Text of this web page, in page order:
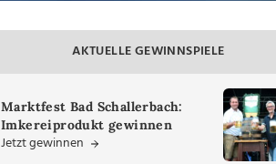
AKTUELLE GEWINNSPIELE
Marktfest Bad Schallerbach:
Imkereiprodukt gewinnen
Jetzt gewinnen